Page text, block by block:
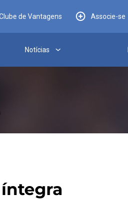
de Vantagens Associe-se
Notícias